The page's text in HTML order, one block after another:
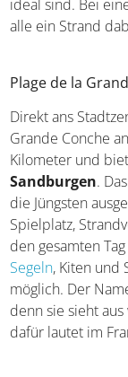
Erlebt in Royan
Bereichen für
lebhaften
ideal sind. Bei
alle ein Strand
Plage de la
Direkt ans
Grande Conche
Kilometer und
Sandburgen.
die Jüngsten